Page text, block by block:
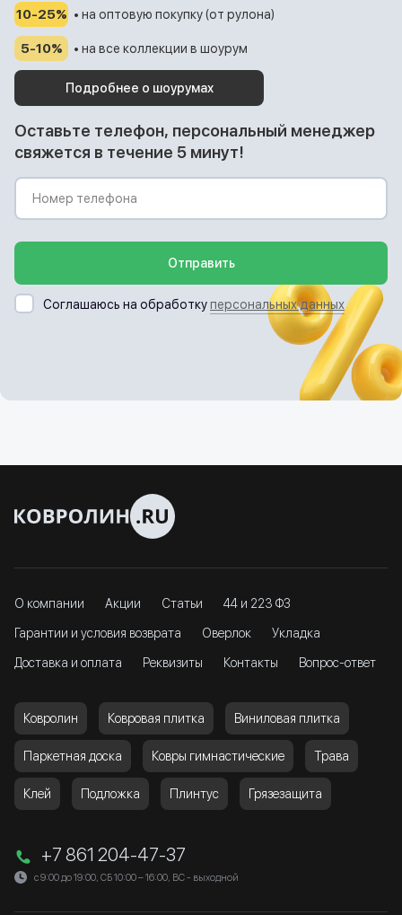
10-25% • на оптовую покупку (от рулона)
5-10% • на все коллекции в шоурум
Подробнее о шоурумах
Оставьте телефон, персональный менеджер
свяжется в течение 5 минут!
Отправить
Соглашаюсь на обработкуперсональных данных
О компании Акции Статьи 44 и 223 ФЗ
Гарантии и условия возврата Оверлок Укладка
Доставка и оплата Реквизиты Контакты Вопрос-ответ
Ковролин Ковровая плитка Виниловая плитка
Паркетная доска Ковры гимнастические Трава
Клей Подложка Плинтус Грязезащита
+7 861 204-47-37
с 9:00 до 19:00, СБ 10:00 – 16:00, ВС - выходной